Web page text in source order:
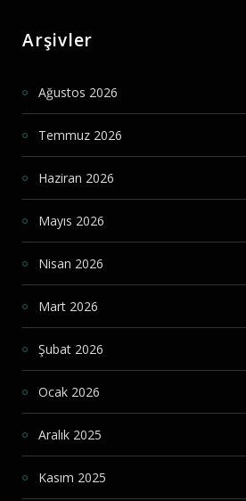
Arşivler
Ağustos 2026
Temmuz 2026
Haziran 2026
Mayıs 2026
Nisan 2026
Mart 2026
Şubat 2026
Ocak 2026
Aralık 2025
Kasım 2025